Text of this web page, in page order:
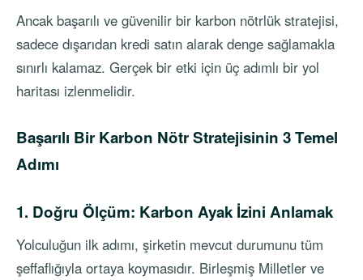
Ancak başarılı ve güvenilir bir karbon nötrlük stratejisi,
sadece dışarıdan kredi satın alarak denge sağlamakla
sınırlı kalamaz. Gerçek bir etki için üç adımlı bir yol
haritası izlenmelidir.
Başarılı Bir Karbon Nötr Stratejisinin 3 Temel
Adımı
1. Doğru Ölçüm: Karbon Ayak İzini Anlamak
Yolculuğun ilk adımı, şirketin mevcut durumunu tüm
şeffaflığıyla ortaya koymasıdır. Birleşmiş Milletler ve